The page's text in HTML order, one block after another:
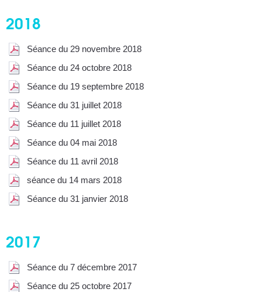
2018
Séance du 29 novembre 2018
Séance du 24 octobre 2018
Séance du 19 septembre 2018
Séance du 31 juillet 2018
Séance du 11 juillet 2018
Séance du 04 mai 2018
Séance du 11 avril 2018
séance du 14 mars 2018
Séance du 31 janvier 2018
2017
Séance du 7 décembre 2017
Séance du 25 octobre 2017